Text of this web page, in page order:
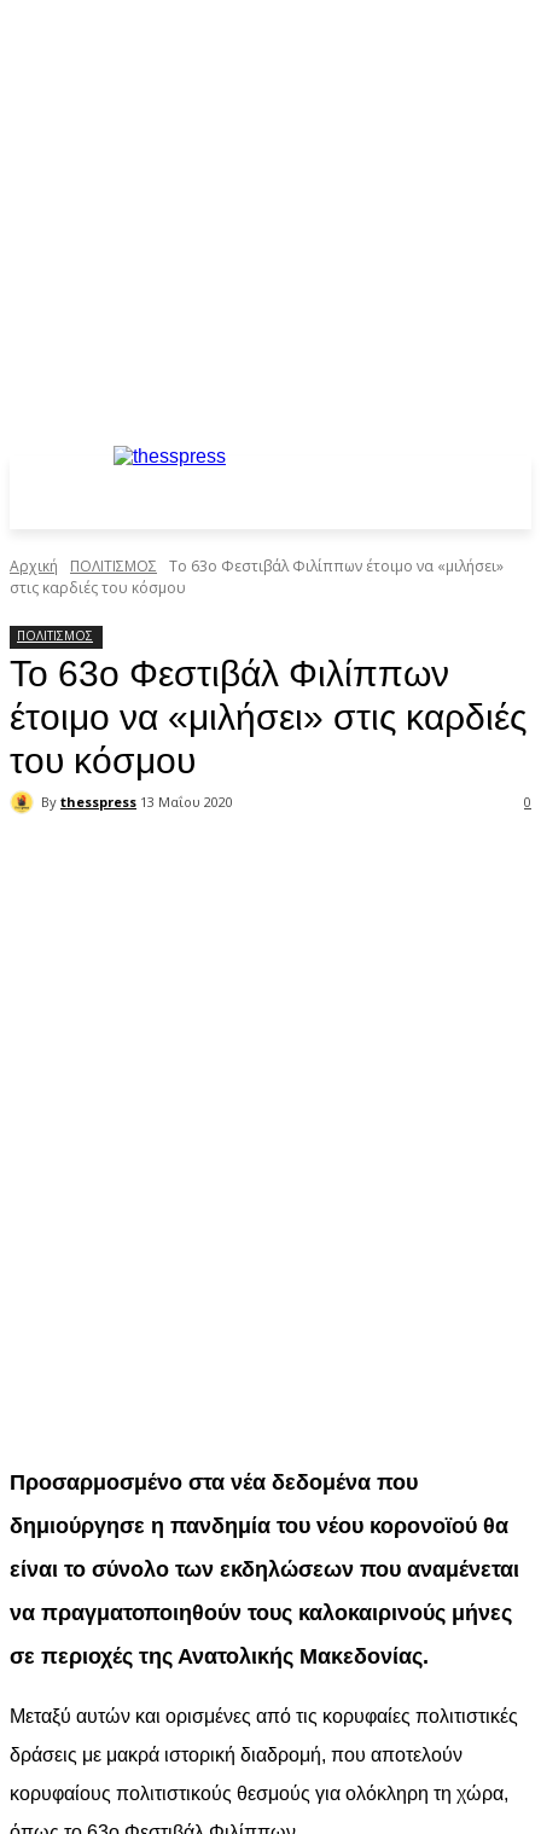
Αρχική ΠΟΛΙΤΙΣΜΟΣ
Το 63ο Φεστιβάλ Φιλίππων έτοιμο να «μιλήσει»
στις καρδιές του κόσμου
ΠΟΛΙΤΙΣΜΟΣ
Το 63ο Φεστιβάλ Φιλίππων
έτοιμο να «μιλήσει» στις καρδιές
του κόσμου
By thesspress 13 Μαΐου 2020 0
Προσαρμοσμένo στα νέα δεδομένα που
δημιούργησε η πανδημία του νέου κορονοϊού θα
είναι το σύνολο των εκδηλώσεων που αναμένεται
να πραγματοποιηθούν τους καλοκαιρινούς μήνες
σε περιοχές της Ανατολικής Μακεδονίας.
Μεταξύ αυτών και ορισμένες από τις κορυφαίες πολιτιστικές
δράσεις με μακρά ιστορική διαδρομή, που αποτελούν
κορυφαίους πολιτιστικούς θεσμούς για ολόκληρη τη χώρα,